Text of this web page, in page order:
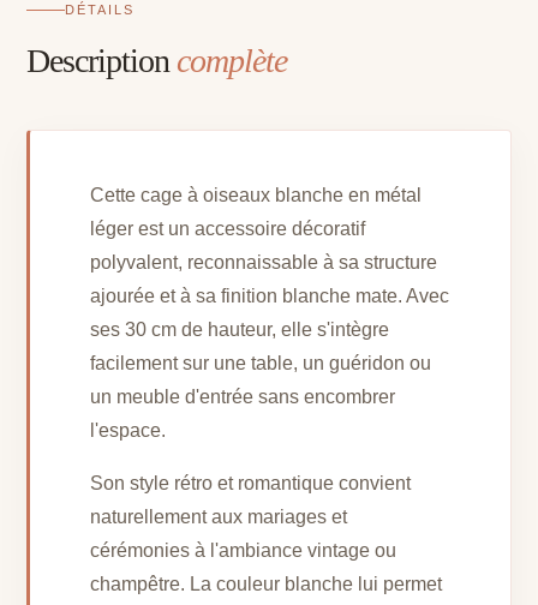
DÉTAILS
Description complète
Cette cage à oiseaux blanche en métal
léger est un accessoire décoratif
polyvalent, reconnaissable à sa structure
ajourée et à sa finition blanche mate. Avec
ses 30 cm de hauteur, elle s'intègre
facilement sur une table, un guéridon ou
un meuble d'entrée sans encombrer
l'espace.
Son style rétro et romantique convient
naturellement aux mariages et
cérémonies à l'ambiance vintage ou
champêtre. La couleur blanche lui permet